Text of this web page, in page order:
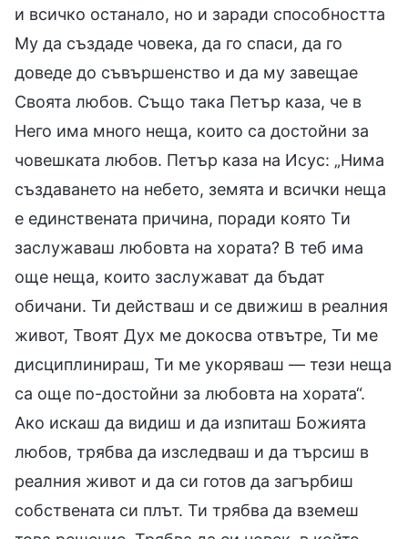
и всичко останало, но и заради способността
Му да създаде човека, да го спаси, да го
доведе до съвършенство и да му завещае
Своята любов. Също така Петър каза, че в
Него има много неща, които са достойни за
човешката любов. Петър каза на Исус: „Нима
създаването на небето, земята и всички неща
е единствената причина, поради която Ти
заслужаваш любовта на хората? В теб има
още неща, които заслужават да бъдат
обичани. Ти действаш и се движиш в реалния
живот, Твоят Дух ме докосва отвътре, Ти ме
дисциплинираш, Ти ме укоряваш — тези неща
са още по-достойни за любовта на хората“.
Ако искаш да видиш и да изпиташ Божията
любов, трябва да изследваш и да търсиш в
реалния живот и да си готов да загърбиш
собствената си плът. Ти трябва да вземеш